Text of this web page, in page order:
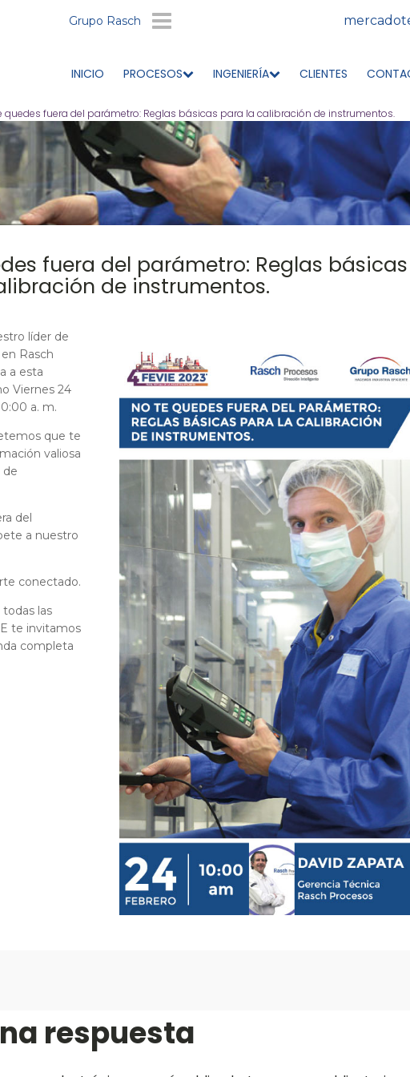
Grupo Rasch
INICIO PROCESOS INGENIERÍA CLIENTES
quedes fuera del parámetro: Reglas básicas para la calibración de instrumentos.
fuera del parámetro: Reglas básicas
de instrumentos.
líder de
Rasch
a esta
Viernes 24
a. m.
que te
valiosa
de
del
a nuestro
conectado.
todas las
te invitamos
completa
respuesta